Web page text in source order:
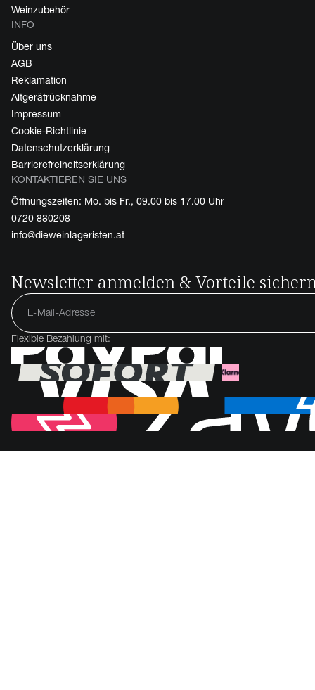
Weinzubehör
INFO
Über uns
AGB
Reklamation
Altgerätrücknahme
Impressum
Cookie-Richtlinie
Datenschutzerklärung
Barrierefreiheitserklärung
KONTAKTIEREN SIE UNS
Öffnungszeiten: Mo. bis Fr., 09.00 bis 17.00 Uhr
0720 880208
info@dieweinlageristen.at
Newsletter anmelden & Vorteile
Flexible Bezahlung mit: